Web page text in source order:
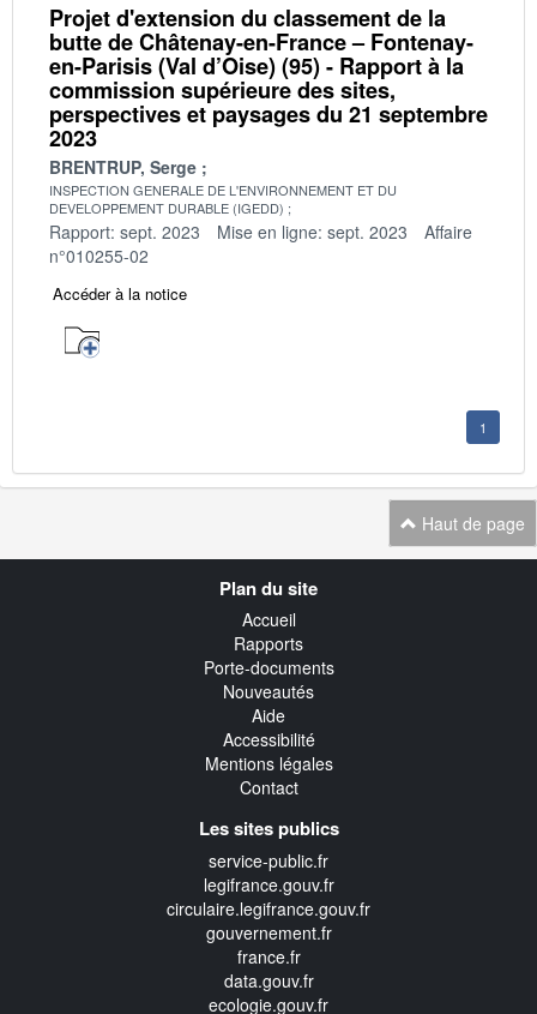
Projet d'extension du classement de la
butte de Châtenay-en-France – Fontenay-
en-Parisis (Val d’Oise) (95) - Rapport à la
commission supérieure des sites,
perspectives et paysages du 21 septembre
2023
BRENTRUP, Serge
INSPECTION GENERALE DE L'ENVIRONNEMENT ET DU
DEVELOPPEMENT DURABLE (IGEDD)
Rapport: sept. 2023 Mise en ligne: sept. 2023
Affaire
n°010255-02
Accéder à la notice
1
Haut de page
Plan du site
Accueil
Rapports
Porte-documents
Nouveautés
Aide
Accessibilité
Mentions légales
Contact
Les sites publics
service-public.fr
legifrance.gouv.fr
circulaire.legifrance.gouv.fr
gouvernement.fr
france.fr
data.gouv.fr
ecologie.gouv.fr